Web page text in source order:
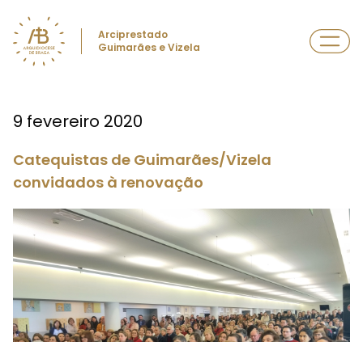
Arciprestado
Guimarães e Vizela
9 fevereiro 2020
Catequistas de Guimarães/Vizela
convidados à renovação